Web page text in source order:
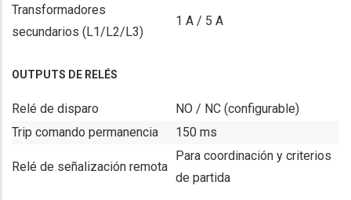
Transformadores
secundarios (L1/L2/L3)
1 A / 5 A
OUTPUTS DE RELÉS
Relé de disparo
NO / NC (configurable)
Trip comando permanencia
150 ms
Relé de señalización remota
Para coordinación y criterios
de partida